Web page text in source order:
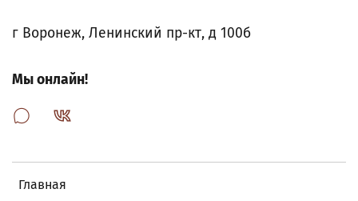
Главная
г Воронеж, Ленинский пр-кт, д 100б
Мы онлайн!